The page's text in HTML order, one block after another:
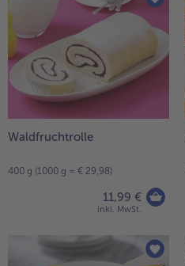
Waldfruchtrolle
400 g (1000 g = € 29,98)
11,99 €
inkl. MwSt.